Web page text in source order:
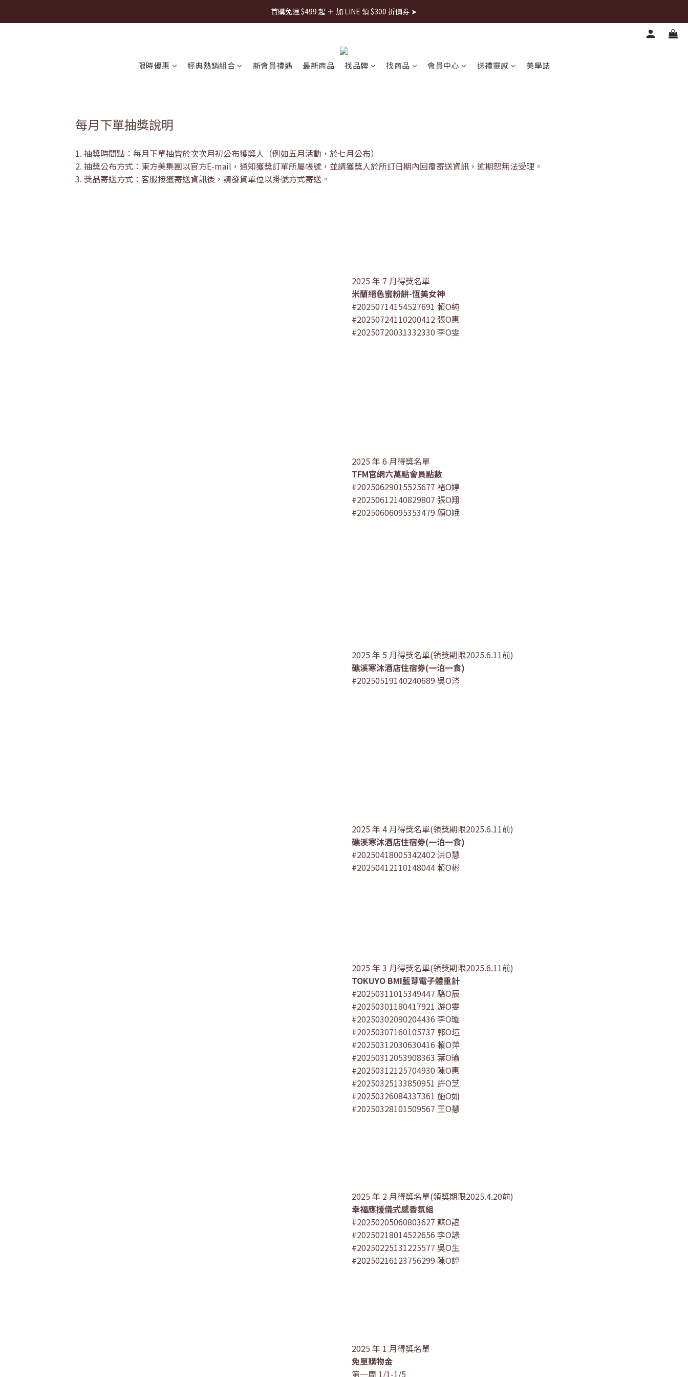
首購免運 $499 起 ＋ 加 LINE 領 $300 折價券 ➤
每週日22:00搶全館免運👉
限時優惠 經典熱銷組合 新會員禮遇 最新商品 找品牌 找商品 會員中心 送禮靈感 美學誌
每月下單抽獎說明
1. 抽獎時間點：每月下單抽皆於次次月初公布獲獎人（例如五月活動，於七月公布）
2. 抽獎公布方式：東方美集團以官方E-mail，通知獲獎訂單所屬帳號，並請獲獎人於所訂日期內回覆寄送資訊，逾期恕無法受理。
3. 獎品寄送方式：客服接獲寄送資訊後，請發貨單位以掛號方式寄送。
2025 年 7 月得獎名單
米蘭絕色蜜粉餅-恆美女神
#20250714154527691 賴O純
#20250724110200412 張O惠
#20250720031332330 李O雯
2025 年 6 月得獎名單
TFM官網六萬點會員點數
#20250629015525677 褚O婷
#20250612140829807 張O翔
#20250606095353479 顏O娥
2025 年 5 月得獎名單(領獎期限2025.6.11前)
礁溪寒沐酒店住宿劵(一泊一食)
#20250519140240689 吳O涔
2025 年 4 月得獎名單(領獎期限2025.6.11前)
礁溪寒沐酒店住宿劵(一泊一食)
#20250418005342402 洪O慧
#20250412110148044 賴O彬
2025 年 3 月得獎名單(領獎期限2025.6.11前)
TOKUYO BMI藍芽電子體重計
#20250311015349447 駱O辰
#20250301180417921 游O雯
#20250302090204436 李O璇
#20250307160105737 郭O瑄
#20250312030630416 賴O萍
#20250312053908363 葉O瑜
#20250312125704930 陳O惠
#20250325133850951 許O芝
#20250326084337361 施O如
#20250328101509567 王O慧
2025 年 2 月得獎名單(領獎期限2025.4.20前)
幸福應援儀式感香氛組
#20250205060803627 蘇O誼
#20250218014522656 李O諺
#20250225131225577 吳O生
#20250216123756299 陳O諪
2025 年 1 月得獎名單
免單購物金
第一周 1/1-1/5